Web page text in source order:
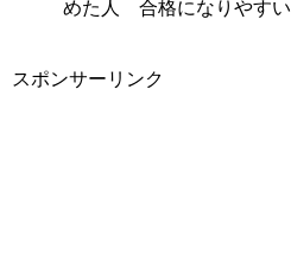
めた人
合格になりやすい
スポンサーリンク